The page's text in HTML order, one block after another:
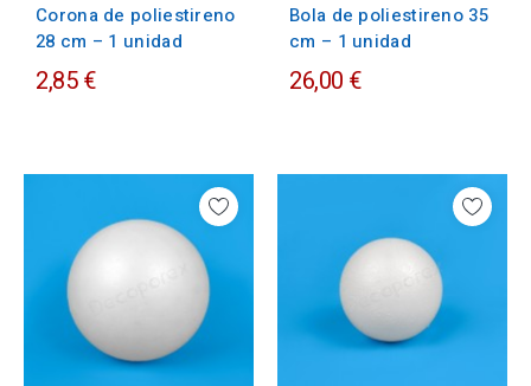
Corona de poliestireno
28 cm – 1 unidad
2,85 €
Bola de poliestireno 35
cm – 1 unidad
26,00 €